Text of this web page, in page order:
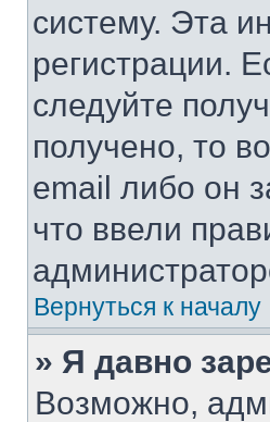
систему. Эта
регистрации.
следуйте
получено, то
email либо он
что ввели
Вернуться к началу
» Я давно
Возможно,